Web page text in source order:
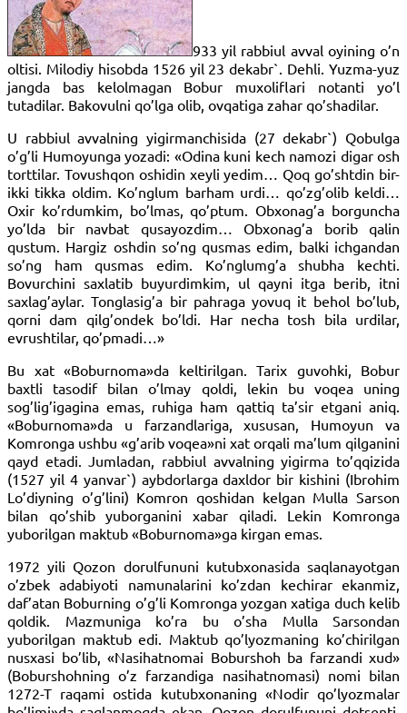
933 yil rabbiul avval oyining o’n
oltisi. Milodiy hisobda 1526 yil 23 dekabr`. Dehli. Yuzma-yuz
jangda bas kelolmagan Bobur muxoliflari notanti yo’l
tutadilar. Bakovulni qo’lga olib, ovqatiga zahar qo’shadilar.
U rabbiul avvalning yigirmanchisida (27 dekabr`) Qobulga
o’g’li Humoyunga yozadi: «Odina kuni kech namozi digar osh
torttilar. Tovushqon oshidin xeyli yedim… Qoq go’shtdin bir-
ikki tikka oldim. Ko’nglum barham urdi… qo’zg’olib keldi…
Oxir ko’rdumkim, bo’lmas, qo’ptum. Obxonag’a borguncha
yo’lda bir navbat qusayozdim… Obxonag’a borib qalin
qustum. Hargiz oshdin so’ng qusmas edim, balki ichgandan
so’ng ham qusmas edim. Ko’nglumg’a shubha kechti.
Bovurchini saxlatib buyurdimkim, ul qayni itga berib, itni
saxlag’aylar. Tonglasig’a bir pahraga yovuq it behol bo’lub,
qorni dam qilg’ondek bo’ldi. Har necha tosh bila urdilar,
evrushtilar, qo’pmadi…»
Bu xat «Boburnoma»da keltirilgan. Tarix guvohki, Bobur
baxtli tasodif bilan o’lmay qoldi, lekin bu voqea uning
sog’lig’igagina emas, ruhiga ham qattiq ta’sir etgani aniq.
«Boburnoma»da u farzandlariga, xususan, Humoyun va
Komronga ushbu «g’arib voqea»ni xat orqali ma’lum qilganini
qayd etadi. Jumladan, rabbiul avvalning yigirma to’qqizida
(1527 yil 4 yanvar`) aybdorlarga daxldor bir kishini (Ibrohim
Lo’diyning o’g’lini) Komron qoshidan kelgan Mulla Sarson
bilan qo’shib yuborganini xabar qiladi. Lekin Komronga
yuborilgan maktub «Boburnoma»ga kirgan emas.
1972 yili Qozon dorulfununi kutubxonasida saqlanayotgan
o’zbek adabiyoti namunalarini ko’zdan kechirar ekanmiz,
daf’atan Boburning o’g’li Komronga yozgan xatiga duch kelib
qoldik. Mazmuniga ko’ra bu o’sha Mulla Sarsondan
yuborilgan maktub edi. Maktub qo’lyozmaning ko’chirilgan
nusxasi bo’lib, «Nasihatnomai Boburshoh ba farzandi xud»
(Boburshohning o’z farzandiga nasihatnomasi) nomi bilan
1272-T raqami ostida kutubxonaning «Nodir qo’lyozmalar